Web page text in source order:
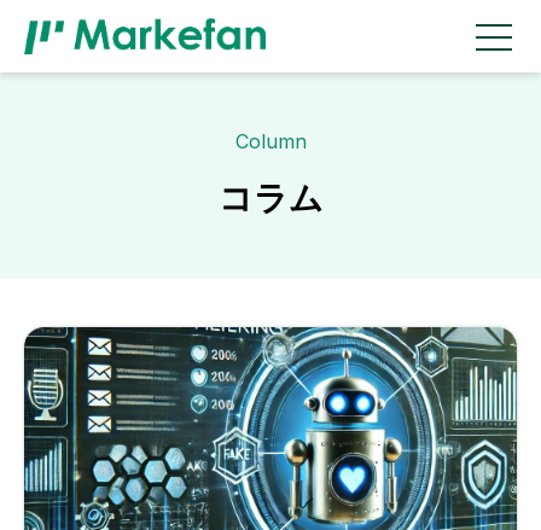
Column
コラム